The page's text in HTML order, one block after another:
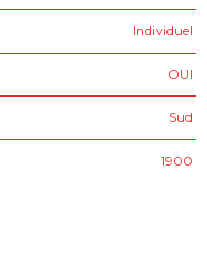
Individuel
OUI
Sud
1900